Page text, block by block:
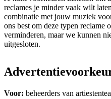
reclames je minder vaak wilt
combinatie met jouw muziek
ons best om deze typen reclame
verminderen, maar we kunnen
uitgesloten.
Voor: beheerders van